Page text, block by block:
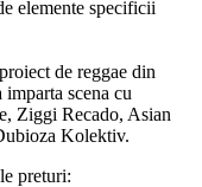
elemente specificii
de reggae din
scena cu
Ziggi Recado, Asian
Kolektiv.
preturi: